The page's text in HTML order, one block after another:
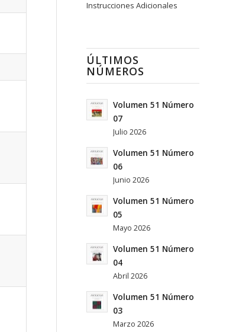
Instrucciones Adicionales
ÚLTIMOS
NÚMEROS
Volumen 51 Número
07
Julio 2026
Volumen 51 Número
06
Junio 2026
Volumen 51 Número
05
Mayo 2026
Volumen 51 Número
04
Abril 2026
Volumen 51 Número
03
Marzo 2026